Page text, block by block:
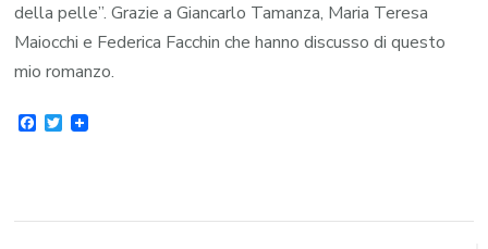
della pelle”. Grazie a Giancarlo Tamanza, Maria Teresa
Maiocchi e Federica Facchin che hanno discusso di questo
mio romanzo.
Facebook
Twitter